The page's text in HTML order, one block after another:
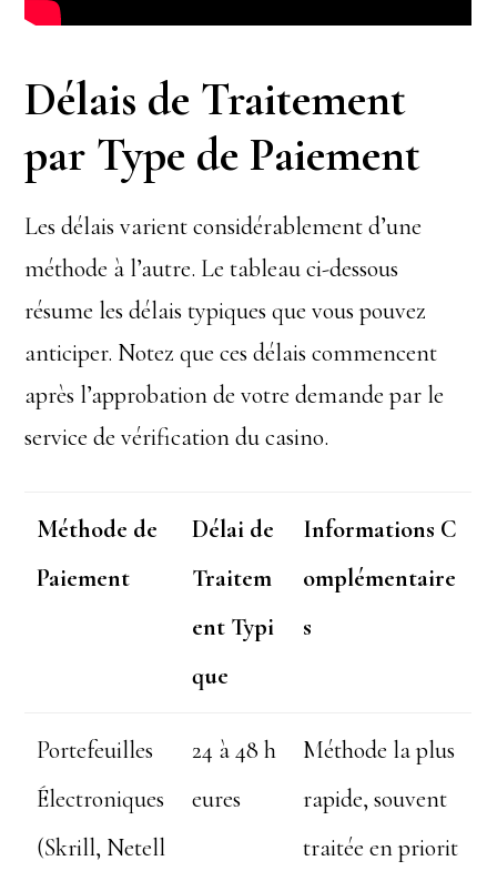
Délais de Traitement
par Type de Paiement
Les délais varient considérablement d’une
méthode à l’autre. Le tableau ci-dessous
résume les délais typiques que vous pouvez
anticiper. Notez que ces délais commencent
après l’approbation de votre demande par le
service de vérification du casino.
Méthode de
Paiement
Délai de
Traitem
ent Typi
que
Informations C
omplémentaire
s
Portefeuilles
Électroniques
(Skrill, Netell
24 à 48 h
eures
Méthode la plus
rapide, souvent
traitée en priorit